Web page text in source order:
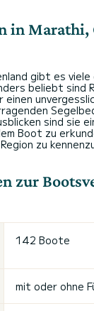
in Marathi,
gibt es
beliebt sind
sind sie
Boot zu
zu
zur
142 Boote
mit oder ohne